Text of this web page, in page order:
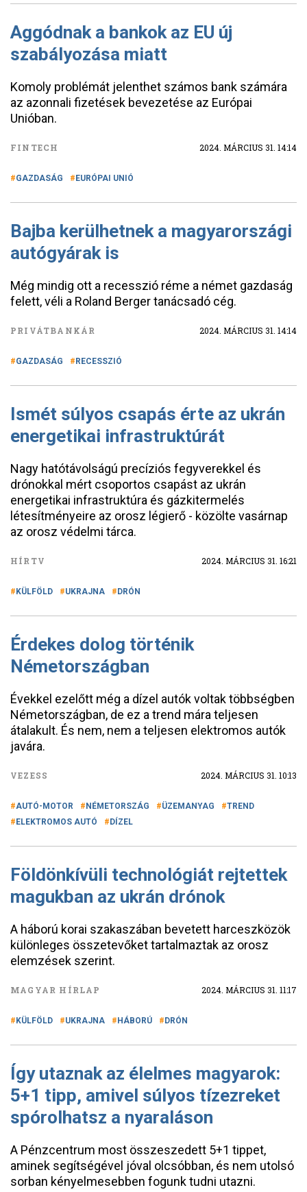
Aggódnak a bankok az EU új
szabályozása miatt
Komoly problémát jelenthet számos bank számára
az azonnali fizetések bevezetése az Európai
Unióban.
FINTECH 2024. MÁRCIUS 31. 14:14
GAZDASÁG EURÓPAI UNIÓ
Bajba kerülhetnek a magyarországi
autógyárak is
Még mindig ott a recesszió réme a német gazdaság
felett, véli a Roland Berger tanácsadó cég.
PRIVÁTBANKÁR 2024. MÁRCIUS 31. 14:14
GAZDASÁG RECESSZIÓ
Ismét súlyos csapás érte az ukrán
energetikai infrastruktúrát
Nagy hatótávolságú precíziós fegyverekkel és
drónokkal mért csoportos csapást az ukrán
energetikai infrastruktúra és gázkitermelés
létesítményeire az orosz légierő - közölte vasárnap
az orosz védelmi tárca.
HÍRTV 2024. MÁRCIUS 31. 16:21
KÜLFÖLD UKRAJNA DRÓN
Érdekes dolog történik
Németországban
Évekkel ezelőtt még a dízel autók voltak többségben
Németországban, de ez a trend mára teljesen
átalakult. És nem, nem a teljesen elektromos autók
javára.
VEZESS 2024. MÁRCIUS 31. 10:13
AUTÓ-MOTOR NÉMETORSZÁG ÜZEMANYAG
TREND
ELEKTROMOS AUTÓ
DÍZEL
Földönkívüli technológiát rejtettek
magukban az ukrán drónok
A háború korai szakaszában bevetett harceszközök
különleges összetevőket tartalmaztak az orosz
elemzések szerint.
MAGYAR HÍRLAP 2024. MÁRCIUS 31. 11:17
KÜLFÖLD UKRAJNA HÁBORÚ DRÓN
Így utaznak az élelmes magyarok:
5+1 tipp, amivel súlyos tízezreket
spórolhatsz a nyaraláson
A Pénzcentrum most összeszedett 5+1 tippet,
aminek segítségével jóval olcsóbban, és nem utolsó
sorban kényelmesebben fogunk tudni utazni.